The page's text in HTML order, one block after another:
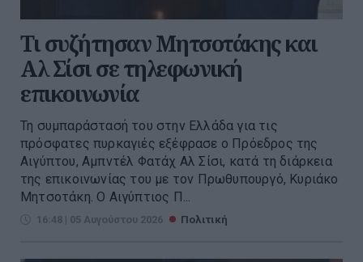
Τι συζήτησαν Μητσοτάκης και
Αλ Σίσι σε τηλεφωνική
επικοινωνία
Τη συμπαράστασή του στην Ελλάδα για τις
πρόσφατες πυρκαγιές εξέφρασε ο Πρόεδρος της
Αιγύπτου, Αμπντέλ Φατάχ Αλ Σίσι, κατά τη διάρκεια
της επικοινωνίας του με τον Πρωθυπουργό, Κυριάκο
Μητσοτάκη. Ο Αιγύπτιος Π...
16:48 | 05 Αυγούστου 2026 Πολιτική